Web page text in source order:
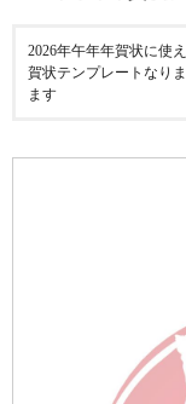
2026年午年年賀状に使
賀状テンプレートなり
ます